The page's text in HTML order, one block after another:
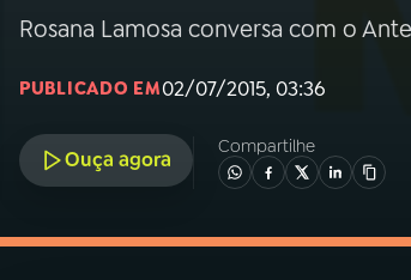
03PROGRAMAÇÃO
05PODCASTS
Rosana Lamosa conversa com o
PUBLICADO EM02/07/2015, 03:36
Ouça agora
Compartilhe